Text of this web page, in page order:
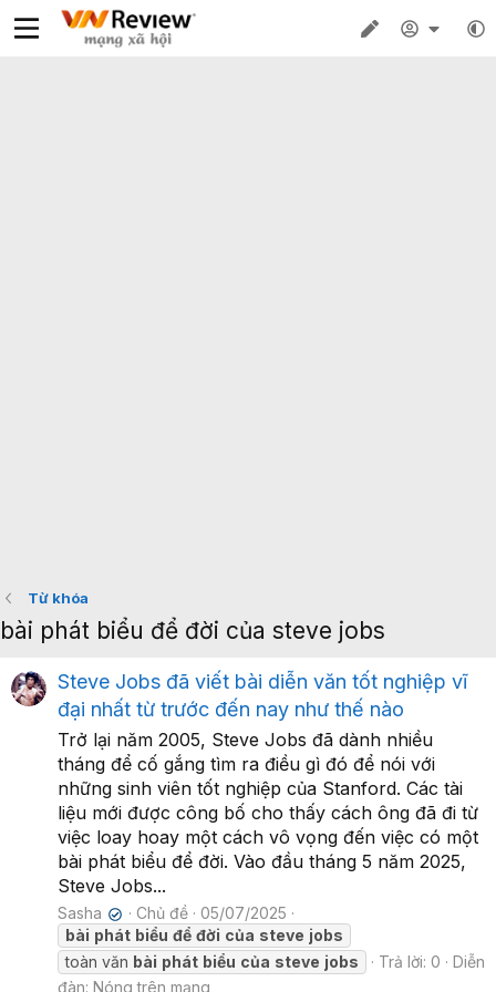
Từ khóa
bài phát biểu để đời của steve jobs
Steve Jobs đã viết bài diễn văn tốt nghiệp vĩ
đại nhất từ trước đến nay như thế nào
Trở lại năm 2005, Steve Jobs đã dành nhiều
tháng để cố gắng tìm ra điều gì đó để nói với
những sinh viên tốt nghiệp của Stanford. Các tài
liệu mới được công bố cho thấy cách ông đã đi từ
việc loay hoay một cách vô vọng đến việc có một
bài phát biểu để đời. Vào đầu tháng 5 năm 2025,
Steve Jobs...
Sasha ✔ Chủ đề
05/07/2025
bài phát biểu để đời của steve jobs
toàn văn bài phát biểu của steve jobs Trả lời: 0
Diễn
đàn: Nóng trên mạng